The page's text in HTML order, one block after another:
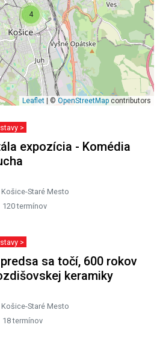
4
Leaflet | © OpenStreetMap contributors
>
expozícia - Komédia
Košice-Staré Mesto
120 termínov
>
sa točí, 600 rokov
keramiky
Košice-Staré Mesto
18 termínov